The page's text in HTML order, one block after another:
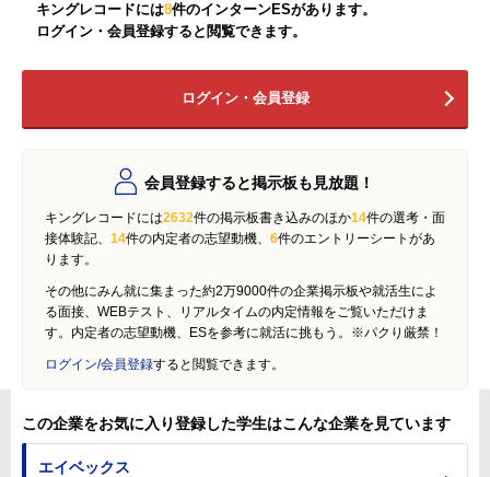
キングレコードには8件のインターンESがあります。
ログイン・会員登録すると閲覧できます。
ログイン・会員登録
会員登録すると掲示板も見放題！
キングレコードには2632件の掲示板書き込みのほか14件の選考・面
接体験記、 14件の内定者の志望動機、 6件のエントリーシートがあ
ります。
その他にみん就に集まった約2万9000件の企業掲示板や就活生によ
る面接、WEBテスト、リアルタイムの内定情報をご覧いただけま
す。内定者の志望動機、ESを参考に就活に挑もう。※パクり厳禁！
ログイン/会員登録すると閲覧できます。
この企業をお気に入り登録した学生はこんな企業を見ています
エイベックス